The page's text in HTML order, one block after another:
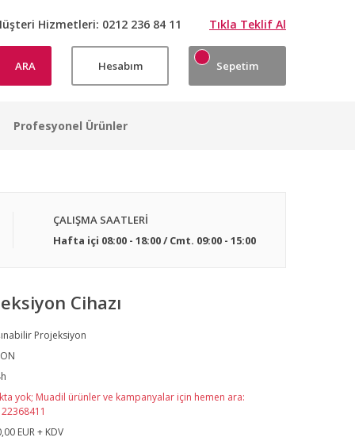
Hizmetleri: 0212 236 84 11 Tıkla Teklif Al
ARA Hesabım Sepetim
Profesyonel Ürünler
ÇALIŞMA SAATLERİ
Hafta içi 08:00 - 18:00 / Cmt. 09:00 - 15:00
Cihazı
Projeksiyon
yok; Muadil ürünler ve kampanyalar için hemen ara:
EUR + KDV